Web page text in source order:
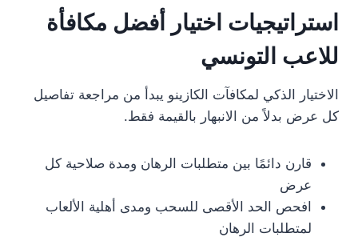
استراتيجيات اختيار أفضل مكافأة
للاعب التونسي
الاختيار الذكي لمكافآت الكازينو يبدأ من مراجعة تفاصيل
كل عرض بدلاً من الانبهار بالقيمة فقط.
قارن دائمًا بين متطلبات الرهان ومدة صلاحية كل
عرض
افحص الحد الأقصى للسحب ومدى أهلية الألعاب
لمتطلبات الرهان